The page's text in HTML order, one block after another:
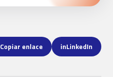
Copiar enlace inLinkedIn